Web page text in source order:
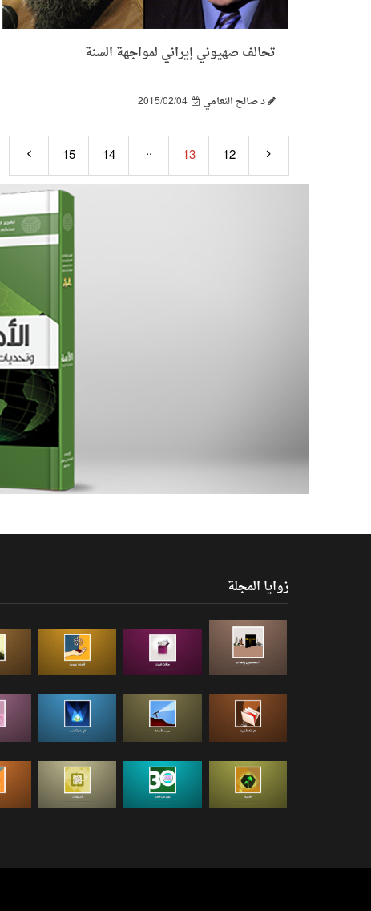
تحالف صهيوني إيراني لمواجهة السنة
د صالح النعامي 2015/02/04
12
13
..
14
15
زوايا المجلة